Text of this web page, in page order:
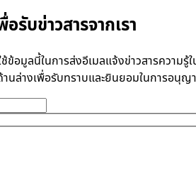
รับข่าวสารจากเรา
ช้ข้อมูลนี้ในการส่งอีเมลแจ้งข่าวสารควา
นล่างเพื่อรับทราบและยินยอมในการอนุ